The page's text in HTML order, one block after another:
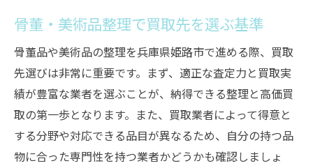
骨董・美術品整理で買取先を選ぶ基準
骨董品や美術品の整理を兵庫県姫路市で進める際、買取
先選びは非常に重要です。まず、適正な査定力と買取実
績が豊富な業者を選ぶことが、納得できる整理と高価買
取の第一歩となります。また、買取業者によって得意と
する分野や対応できる品目が異なるため、自分の持つ品
物に合った専門性を持つ業者かどうかも確認しましょ